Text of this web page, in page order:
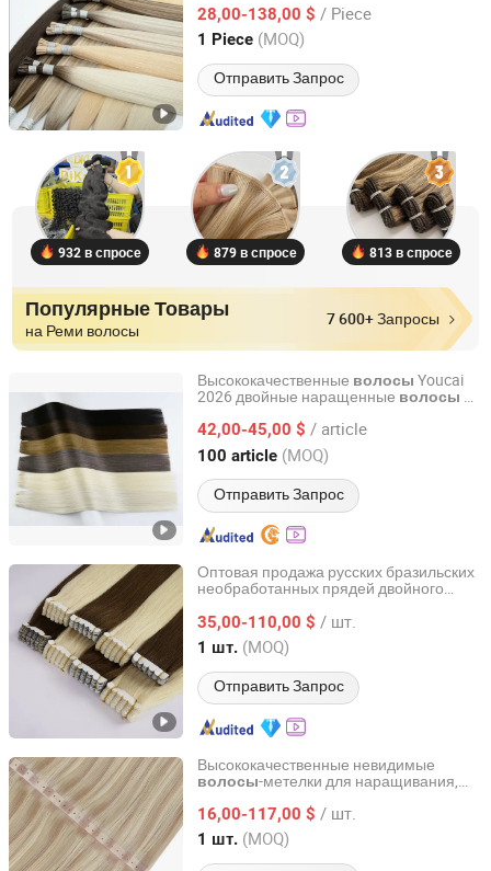
кератиновые хвостики/стержни для
наращивания волос
28,00-138,00 $ / Piece
1 Piece (MOQ)
Отправить Запрос
Shandong, China с 2025
932 в спросе 879 в спросе 813 в спросе
Популярные Товары
на Реми волосы
7 600+ Запросы
Высококачественные волосы Youcai
2026 двойные наращенные волосы из
гениальный weft, блондинистый цвет,
русские
волосы
42,00-45,00 $ / article
100 article (MOQ)
Отправить Запрос
Heze Youcai Hair Products Co., Ltd.
Shandong, China с 2025
Оптовая продажа русских бразильских
необработанных прядей двойного
клейкая лента Remy Hair, мини-лента
для наращивания волос из
человеческих волос
35,00-110,00 $ / шт.
1 шт. (MOQ)
Отправить Запрос
Juancheng Youzi Hair Products Co., LTD
Shandong, China с 2024
Высококачественные невидимые
волосы-метелки для наращивания,
настраиваемые для оптовой продажи,
русские девственные
волосы
16,00-117,00 $ / шт.
1 шт. (MOQ)
Juancheng Sunze Hair Products Co., Ltd.
Shandong, China с 2025